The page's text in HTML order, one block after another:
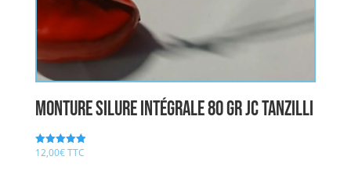
Monture Silure Intégrale 80 gr JC TANZILLI
Note
12,00€TTC